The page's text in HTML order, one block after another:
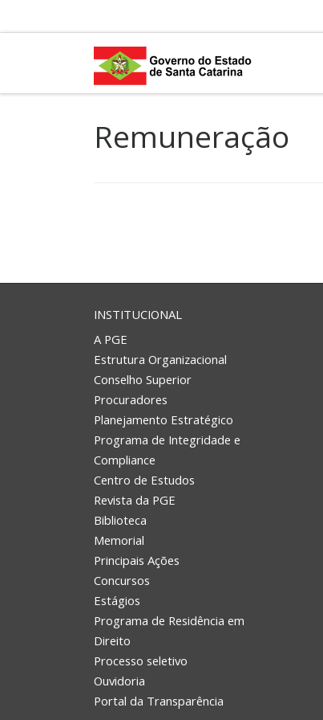
Remuneração
INSTITUCIONAL
A PGE
Estrutura Organizacional
Conselho Superior
Procuradores
Planejamento Estratégico
Programa de Integridade e
Compliance
Centro de Estudos
Revista da PGE
Biblioteca
Memorial
Principais Ações
Concursos
Estágios
Programa de Residência em
Direito
Processo seletivo
Ouvidoria
Portal da Transparência